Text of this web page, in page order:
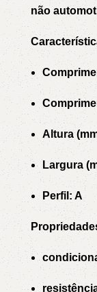
não
Altura
Largura
Perfil: A